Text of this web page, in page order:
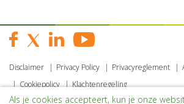
Als je cookies accepteert, kun je onze
Disclaimer Privacy Policy Privacyreglement
Cookiepolicy
Klachtenregeling